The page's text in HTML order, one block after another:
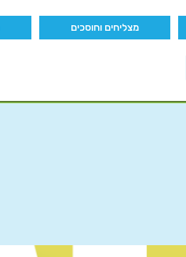
מצליחים וחוסכים